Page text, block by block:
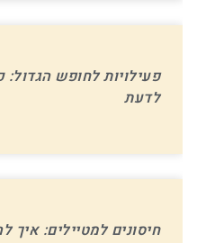
פעילויות לחופש
לדעת
חיסונים למטיילים: איך